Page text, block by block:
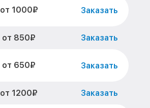
от 1000₽ Заказать
от 850₽ Заказать
от 650₽ Заказать
от 1200₽ Заказать